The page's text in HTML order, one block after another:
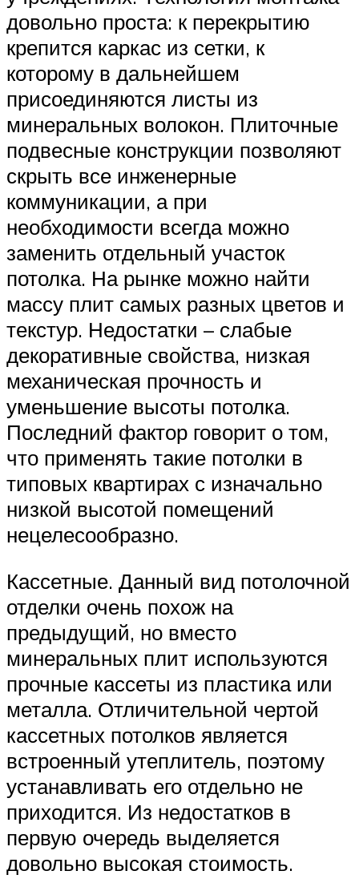
довольно проста: к перекрытию
крепится каркас из сетки, к
которому в дальнейшем
присоединяются листы из
минеральных волокон. Плиточные
подвесные конструкции позволяют
скрыть все инженерные
коммуникации, а при
необходимости всегда можно
заменить отдельный участок
потолка. На рынке можно найти
массу плит самых разных цветов и
текстур. Недостатки – слабые
декоративные свойства, низкая
механическая прочность и
уменьшение высоты потолка.
Последний фактор говорит о том,
что применять такие потолки в
типовых квартирах с изначально
низкой высотой помещений
нецелесообразно.
Кассетные. Данный вид потолочной
отделки очень похож на
предыдущий, но вместо
минеральных плит используются
прочные кассеты из пластика или
металла. Отличительной чертой
кассетных потолков является
встроенный утеплитель, поэтому
устанавливать его отдельно не
приходится. Из недостатков в
первую очередь выделяется
довольно высокая стоимость.